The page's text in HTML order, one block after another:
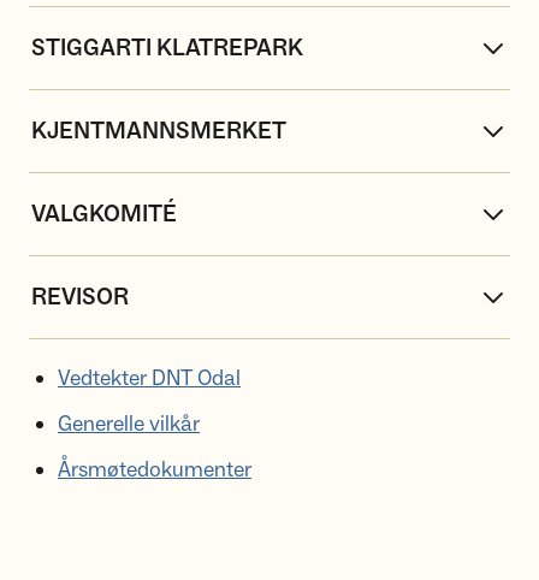
STIGGARTI KLATREPARK
KJENTMANNSMERKET
VALGKOMITÉ
REVISOR
Vedtekter DNT Odal
Generelle vilkår
Årsmøtedokumenter